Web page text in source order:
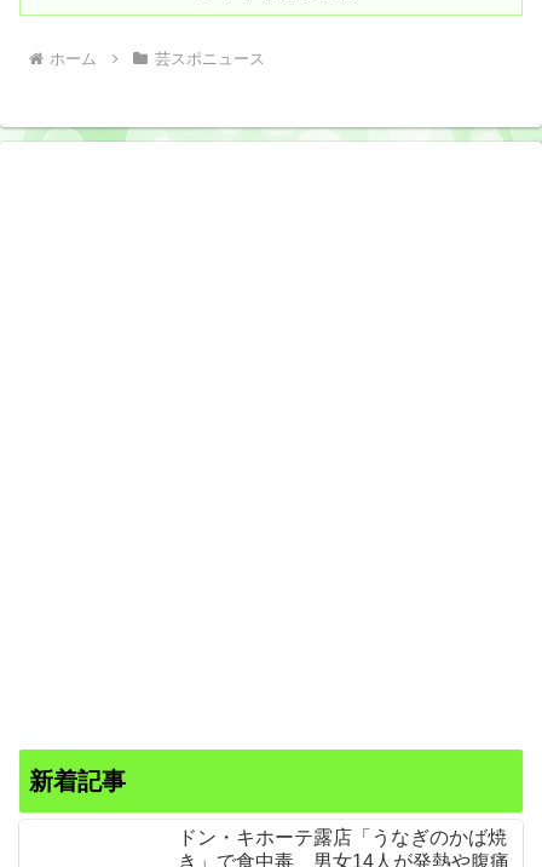
ホーム 芸スポニュース
新着記事
ドン・キホーテ露店「うなぎのかば焼
き」で食中毒 男女14人が発熱や腹痛